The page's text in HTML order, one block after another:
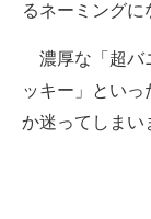
エレクトロニ
電子設計の基
建設×テクノロ
るネーミングに
濃厚な「超バ
ッキー」といっ
か迷ってしまい